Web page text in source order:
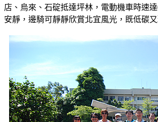
店、烏來、石碇抵達坪林，電動機車時速
安靜，邊騎可靜靜欣賞北宜風光，既低碳又